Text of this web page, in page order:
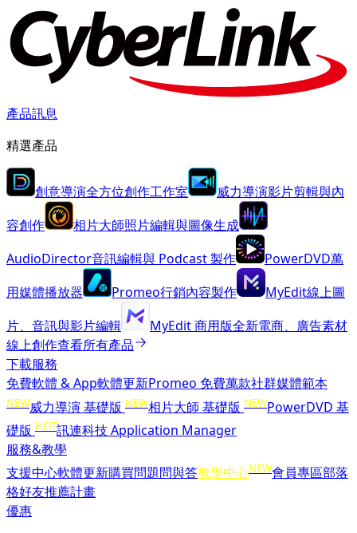
產品訊息
精選產品
創意導演全方位創作工作室 威力導演影片剪輯與內
容創作
相片大師照片編輯與圖像生成
AudioDirector音訊編輯與 Podcast 製作 PowerDVD萬
用媒體播放器
Promeo行銷內容製作 MyEdit線上圖
片、音訊與影片編輯
MyEdit 商用版全新電商、廣告素材
線上創作查看所有產品
下載服務
免費軟體 & App軟體更新Promeo 免費萬款社群媒體範本
NEW威力導演 基礎版 NEW相片大師 基礎版 NEWPowerDVD 基
礎版 HOT訊連科技 Application Manager
服務&教學
支援中心軟體更新購買問題問與答教學中心NEW會員專區部落
格好友推薦計畫
優惠